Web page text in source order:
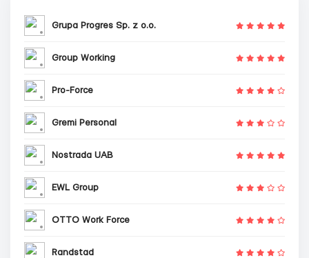
Grupa Progres Sp. z o.o.
Group Working
Pro-Force
Gremi Personal
Nostrada UAB
EWL Group
OTTO Work Force
Randstad